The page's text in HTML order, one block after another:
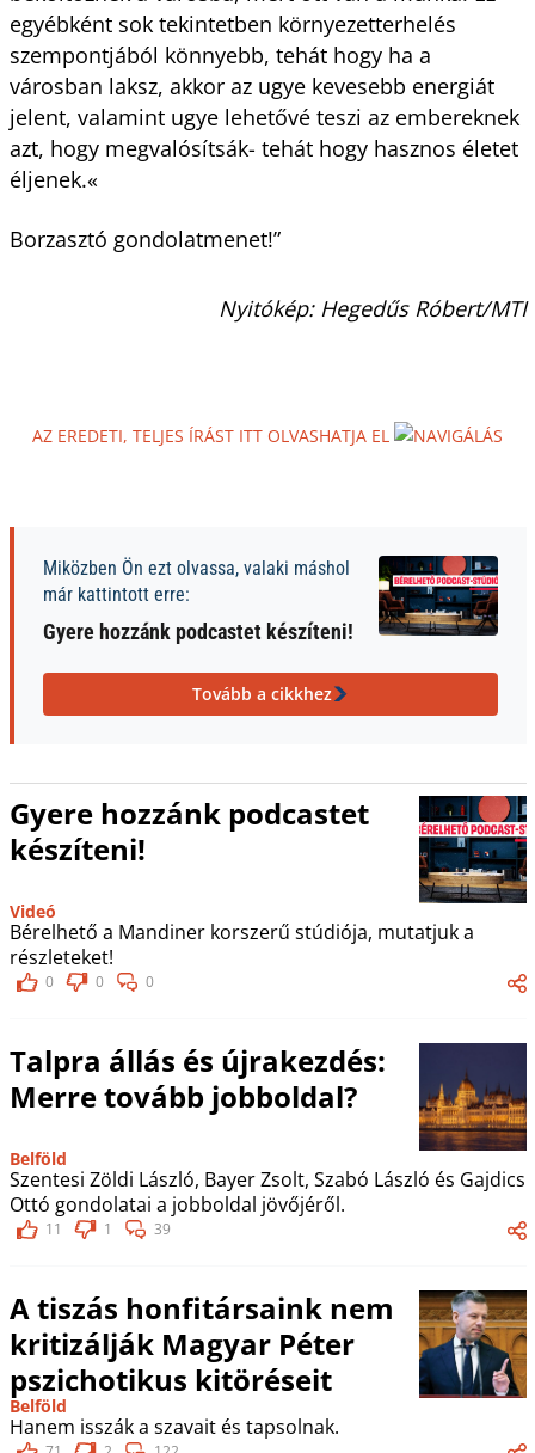
egyébként sok tekintetben környezetterhelés
szempontjából könnyebb, tehát hogy ha a
városban laksz, akkor az ugye kevesebb energiát
jelent, valamint ugye lehetővé teszi az embereknek
azt, hogy megvalósítsák- tehát hogy hasznos életet
éljenek.«
Borzasztó gondolatmenet!”
Nyitókép: Hegedűs Róbert/MTI
AZ EREDETI, TELJES ÍRÁST ITT OLVASHATJA EL
Miközben Ön ezt olvassa, valaki máshol
már kattintott erre:
Gyere hozzánk podcastet készíteni!
Tovább a cikkhez
Gyere hozzánk podcastet
készíteni!
Videó
Bérelhető a Mandiner korszerű stúdiója, mutatjuk a
részleteket!
0 0 0
Talpra állás és újrakezdés:
Merre tovább jobboldal?
Belföld
Szentesi Zöldi László, Bayer Zsolt, Szabó László és Gajdics
Ottó gondolatai a jobboldal jövőjéről.
11 1 39
A tiszás honfitársaink nem
kritizálják Magyar Péter
pszichotikus kitöréseit
Belföld
Hanem isszák a szavait és tapsolnak.